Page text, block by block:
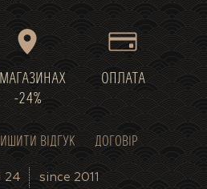
-24%
ОПЛАТА
ВІДГУК ДОГОВІР
24 since 2011